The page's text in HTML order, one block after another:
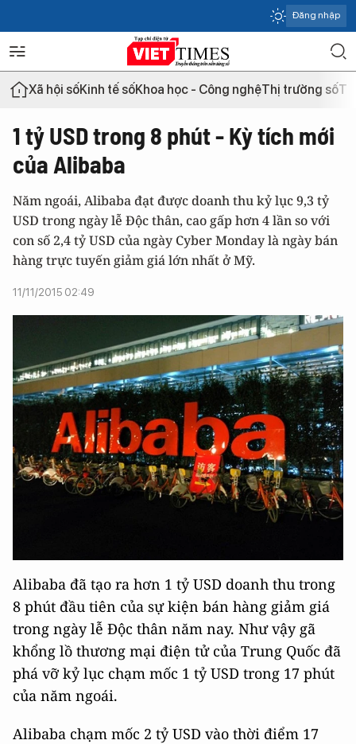
Đăng nhập
Xã hội sốKinh tế sốKhoa học - Công nghệThị trường số
1 tỷ USD trong 8 phút - Kỳ tích mới
của Alibaba
Năm ngoái, Alibaba đạt được doanh thu kỷ lục 9,3 tỷ
USD trong ngày lễ Độc thân, cao gấp hơn 4 lần so với
con số 2,4 tỷ USD của ngày Cyber Monday là ngày bán
hàng trực tuyến giảm giá lớn nhất ở Mỹ.
11/11/2015 02:49
Alibaba đã tạo ra hơn 1 tỷ USD doanh thu trong
8 phút đầu tiên của sự kiện bán hàng giảm giá
trong ngày lễ Độc thân năm nay. Như vậy gã
khổng lồ thương mại điện tử của Trung Quốc đã
phá vỡ kỷ lục chạm mốc 1 tỷ USD trong 17 phút
của năm ngoái.
Alibaba chạm mốc 2 tỷ USD vào thời điểm 17